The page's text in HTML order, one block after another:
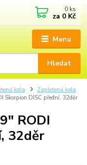
Menu
Hledat
0 ks
za 0 Kč
kola
Zapletená kola
Skorpion DISC přední, 32děr
RODI
32děr